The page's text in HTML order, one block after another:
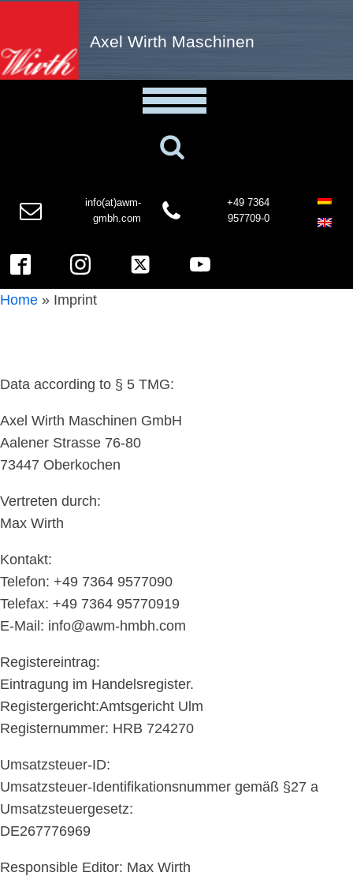
Axel Wirth Maschinen
info(at)awm-
gmbh.com
+49 7364
957709-0
Home » Imprint
Data according to § 5 TMG:
Axel Wirth Maschinen GmbH
Aalener Strasse 76-80
73447 Oberkochen
Vertreten durch:
Max Wirth
Kontakt:
Telefon: +49 7364 9577090
Telefax: +49 7364 95770919
E-Mail: info@awm-hmbh.com
Registereintrag:
Eintragung im Handelsregister.
Registergericht:Amtsgericht Ulm
Registernummer: HRB 724270
Umsatzsteuer-ID:
Umsatzsteuer-Identifikationsnummer gemäß §27 a
Umsatzsteuergesetz:
DE267776969
Responsible Editor: Max Wirth